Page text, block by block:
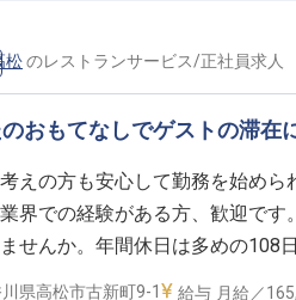
松のレストランサービス/正社員求人
おもてなしでゲストの滞在
えの方も安心して勤務を始めら
界での経験がある方、歓迎です
せんか。年間休日は多めの108
自分の時間も大切にできます。
県高松市古新町9-1 給与 月給／